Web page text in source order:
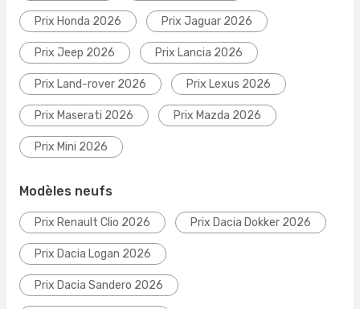
Prix Honda 2026 Prix Jaguar 2026
Prix Jeep 2026 Prix Lancia 2026
Prix Land-rover 2026 Prix Lexus 2026
Prix Maserati 2026 Prix Mazda 2026
Prix Mini 2026
Modèles neufs
Prix Renault Clio 2026 Prix Dacia Dokker 2026
Prix Dacia Logan 2026
Prix Dacia Sandero 2026